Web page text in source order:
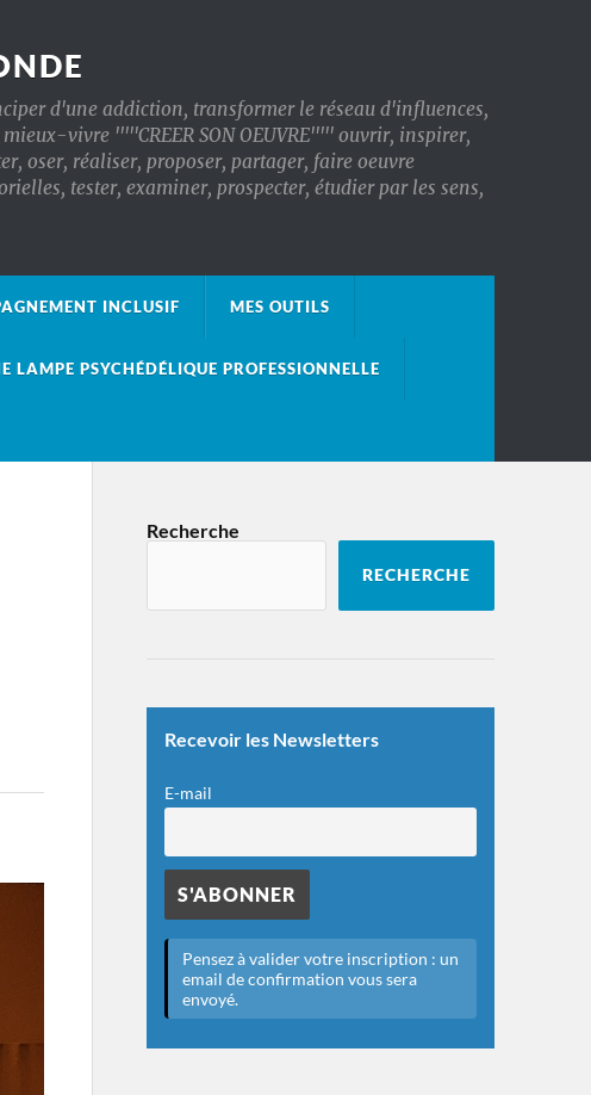
d'une addiction, transformer le réseau d'influences,
vivre '''''CREER SON OEUVRE''''' ouvrir, inspirer,
oser, réaliser, proposer, partager, faire oeuvre
tester, examiner, prospecter, étudier par les sens,
INCLUSIF MES OUTILS
LAMPE PSYCHÉDÉLIQUE PROFESSIONNELLE
Recherche
RECHERCHE
Recevoir les Newsletters
E-mail